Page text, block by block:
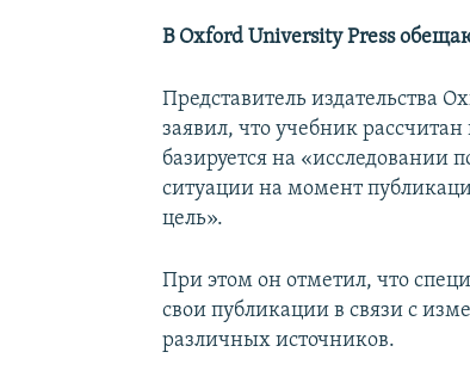
В Oxford University Press
Представитель издательства
заявил, что учебник рассчитан
базируется на «исследовании
ситуации на момент
цель».
При этом он отметил, что
свои публикации в связи с
различных источников.